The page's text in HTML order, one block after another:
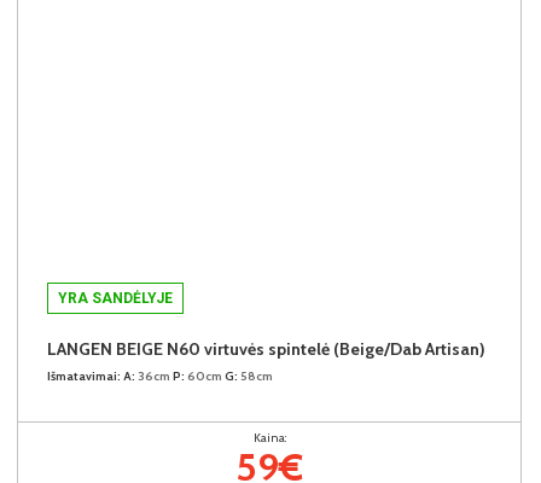
YRA SANDĖLYJE
LANGEN BEIGE N60 virtuvės spintelė (Beige/Dab Artisan)
Išmatavimai: A: 36cm P: 60cm G: 58cm
Kaina:
59€